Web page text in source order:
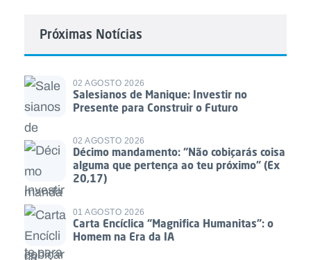
Próximas Notícias
02 AGOSTO 2026
Salesianos de Manique: Investir no
Presente para Construir o Futuro
02 AGOSTO 2026
Décimo mandamento: “Não cobiçarás coisa
alguma que pertença ao teu próximo” (Ex
20,17)
01 AGOSTO 2026
Carta Encíclica “Magnifica Humanitas”: o
Homem na Era da IA